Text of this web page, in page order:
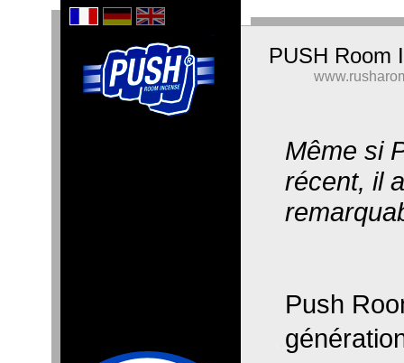
PUSH Room
Même si
récent, il
Push